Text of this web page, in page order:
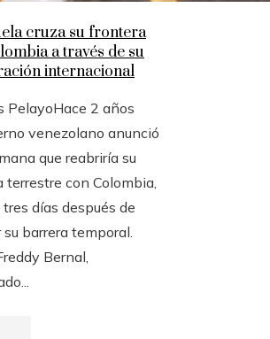
cruza su frontera
a través de su
internacional
PelayoHace 2 años
venezolano anunció
que reabriría su
terrestre con Colombia,
días después de
barrera temporal.
Bernal,